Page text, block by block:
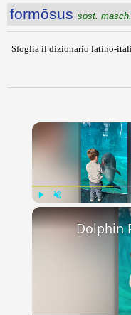
formōsus sost.
Sfoglia il dizionario latino-